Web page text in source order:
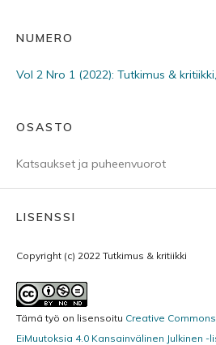
NUMERO
Vol 2 Nro 1 (2022): Tutkimus &
OSASTO
Katsaukset ja puheenvuorot
LISENSSI
Copyright (c) 2022 Tutkimus & kritiikki
Tämä työ on lisensoitu Creative
EiMuutoksia 4.0 Kansainvälinen Julkinen -